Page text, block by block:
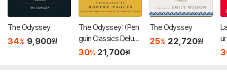
The Odyssey
34% 9,900원
The Odyssey: (Pen
guin Classics Deluxe
Edition)
30% 21,700원
The Odyssey
25% 22,720원